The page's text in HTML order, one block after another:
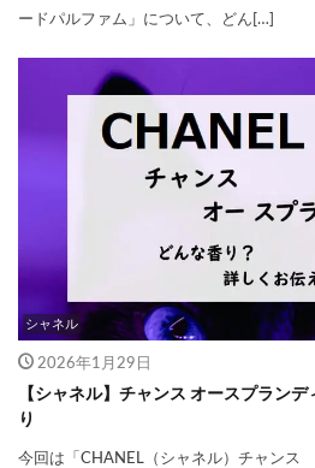
ードパルファム」について、どん[…]
シャネル
2026年1月29日
【シャネル】チャンス オースプラン
り
今回は「CHANEL（シャネル）チャン